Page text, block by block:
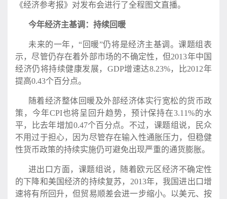
《经济参考报》对发布会进行了全程图文直播。
今年经济主基调：持续回暖
未来的一年，“回暖”仍将是经济主基调。课题组表
示，尽管仍存在着外部市场的不确定性，但2013年中国
经济仍将持续健康发展，GDP增速达8.23%，比2012年
提高0.43个百分点。
随着经济整体回暖及外部经济体实行宽松的货币政
策，今年CPI也将呈回升趋势，预计保持在3.11%的水
平，比去年增加0.47个百分点。不过，课题组说，民众
不用过于担心，因为尽管存在输入性通胀压力，但稳健
性货币政策的持续实施仍可避免出现严重的通货膨胀。
进出口方面，课题组说，随着欧元区经济不确定性
的下降和美国经济的持续复苏，2013年，我国进出口增
速将有所回升，但贸易顺差会进一步缩小。以美元、按